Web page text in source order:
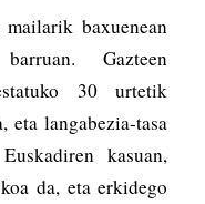
baxuenean
Gazteen
30 urtetik
eta langabezia-tasa
kasuan,
da, eta erkidego